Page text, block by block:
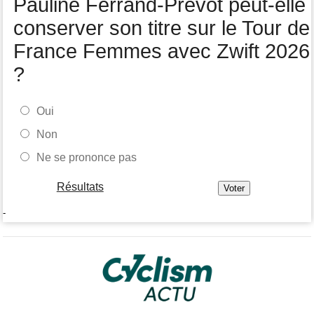
05/08
Route
Le Belge Toon Aerts, blessé, a mis un terme à sa saison 2026
Pauline Ferrand-Prévot peut-elle
conserver son titre sur le Tour de
France Femmes avec Zwift 2026
?
Oui
Non
Ne se prononce pas
Résultats
-